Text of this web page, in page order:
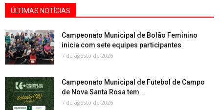
ÚLTIMAS NOTÍCIAS
Campeonato Municipal de Bolão Feminino
inicia com sete equipes participantes
7 de agosto de 2026
Campeonato Municipal de Futebol de Campo
de Nova Santa Rosa tem...
7 de agosto de 2026